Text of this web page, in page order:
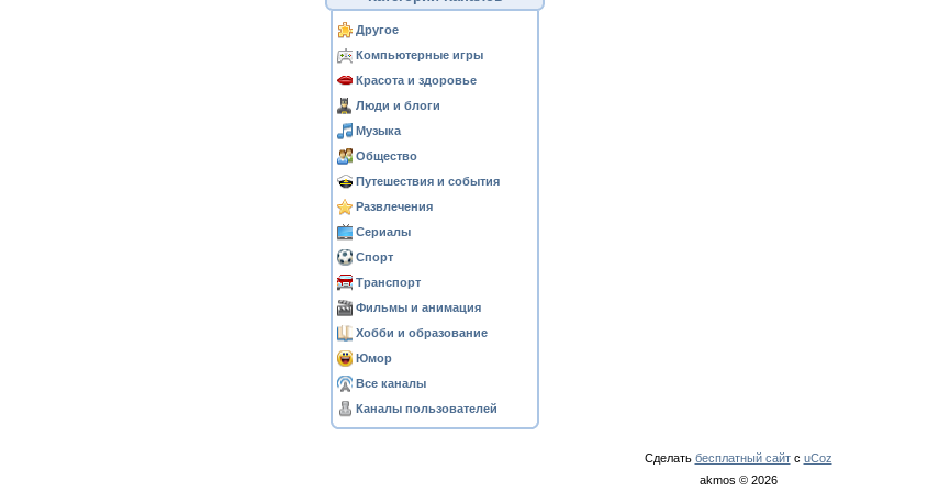
Другое
Компьютерные игры
Красота и здоровье
Люди и блоги
Музыка
Общество
Путешествия и события
Развлечения
Сериалы
Спорт
Транспорт
Фильмы и анимация
Хобби и образование
Юмор
Все каналы
Каналы пользователей
Сделать бесплатный сайтс uCoz
akmos © 2026